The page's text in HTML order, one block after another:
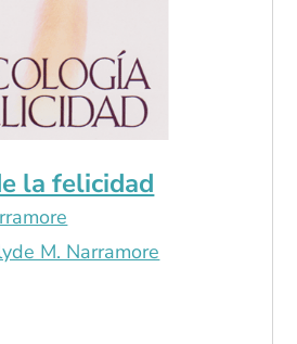
la felicidad
M. Narramore